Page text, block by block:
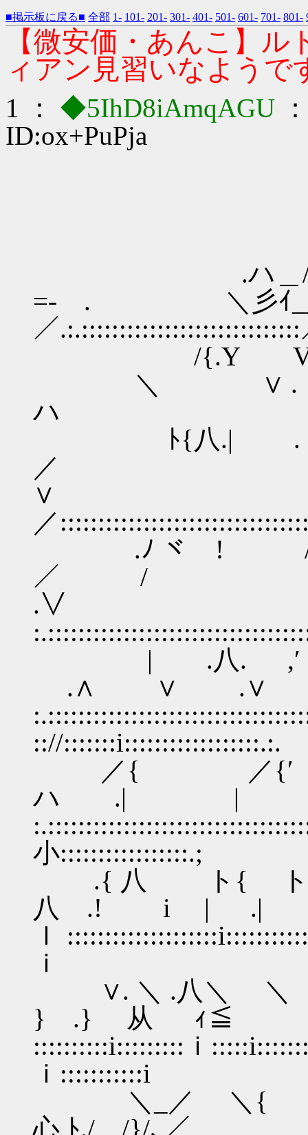
■掲示板に戻る■ 全部 1- 101- 201- 301- 401- 501- 601- 701- 801-
【微安価・あんこ】
ィアン見習いなようで
1 ： ◆5IhD8iAmqAGU
ID:ox+PuPja
.ハ＿/ヽ
=- .
／
/{.Y
＼ ∨ .
ハ
ﾄ{八.|
／
∨ /
／
.ﾉ ヾ
／ /
| .八.
.∧ ∨
:://:::::::i::::::::::::::::::.:.
／{ ／{′
ハ .|
小:::::::::::::::::.;
.{ 八 ト{
八 .!
ｌ
ｉ
∨. ＼ .八＼ ＼
} .} 从
::::::::::i:::::::::ｉ
ｉ:::::::::::i
＼_／ ＼{ .
心 ﾄ./ /}/